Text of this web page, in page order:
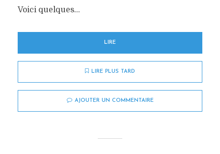
Voici quelques...
LIRE
LIRE PLUS TARD
AJOUTER UN COMMENTAIRE